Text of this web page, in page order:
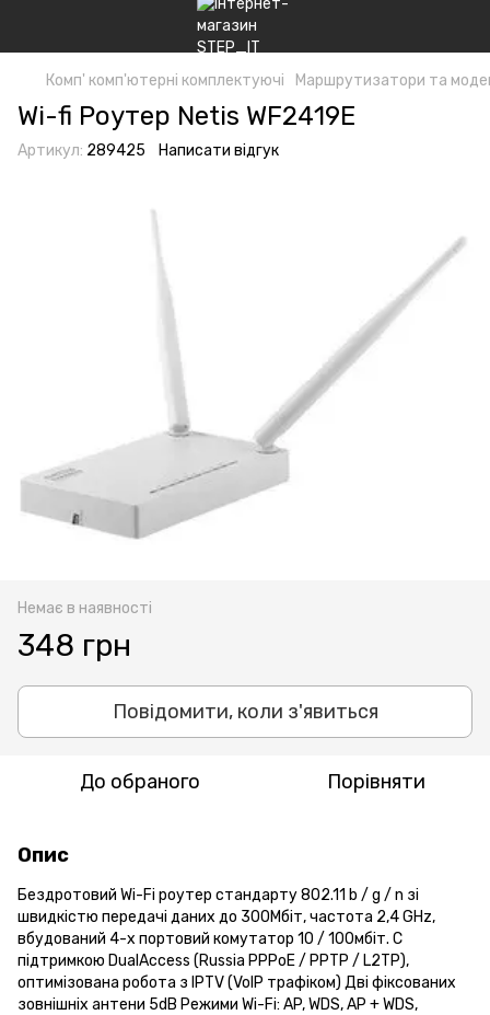
Комп' комп'ютерні комплектуючі Маршрутизатори та
Wi-fi Роутер Netis WF2419E
Артикул: 289425 Написати відгук
Немає в наявності
348 грн
Повідомити, коли з'явиться
До обраного Порівняти
Опис
Бездротовий Wi-Fi роутер стандарту 802.11 b / g / n зі
швидкістю передачі даних до 300Мбіт, частота 2,4 GHz,
вбудований 4-х портовий комутатор 10 / 100мбіт. C
підтримкою DualAccess (Russia PPPoE / PPTP / L2TP),
оптимізована робота з IPTV (VoIP трафіком) Дві фіксованих
зовнішніх антени 5dB Режими Wi-Fi: AP, WDS, AP + WDS,